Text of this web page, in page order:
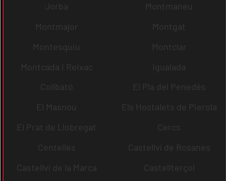
Jorba
Montmaneu
Montmajor
Montgat
Montesquiu
Montclar
Montcada i Reixac
Igualada
Collbató
El Pla del Penedès
El Masnou
Els Hostalets de Pierola
El Prat de Llobregat
Cercs
Centelles
Castellví de Rosanes
Castellví de la Marca
Castellterçol